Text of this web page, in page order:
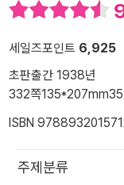
세일즈포인트 6,925
초판출간 1938년
332쪽135*207mm
ISBN
주제분류